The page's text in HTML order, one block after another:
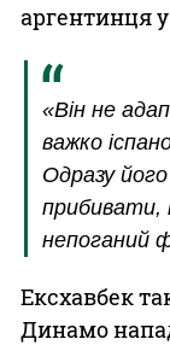
аргентинця
«Він не
важко
Одразу
прибивати,
непоганий
Ексхавбек
Динамо